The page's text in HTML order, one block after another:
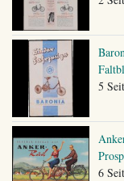
5
6